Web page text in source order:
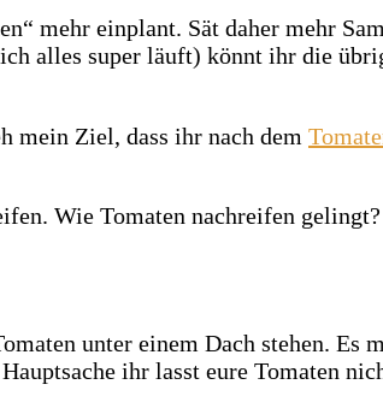
mehr einplant. Sät daher mehr
alles super läuft) könnt ihr die
mein Ziel, dass ihr nach dem
unter einem Dach stehen. Es
ihr lasst eure Tomaten